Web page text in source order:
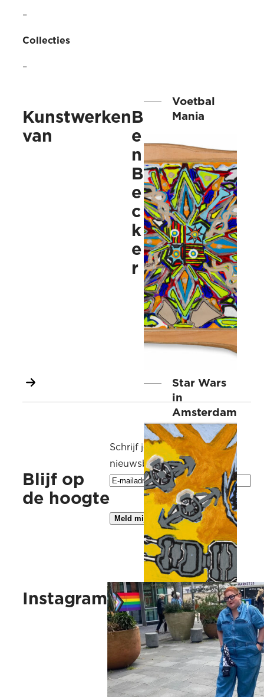
–
Collecties
–
Kunstwerken
van
B
e
n
B
e
c
k
e
r
Voetbal
Mania
Star Wars
in
Amsterdam
Star Wars
Blijf op
de hoogte
Schrijf je in voor de
nieuwsbrief
InstagramKus vaak, kus ruig, kus vlinders,